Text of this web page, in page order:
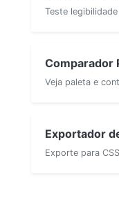
Teste
Comparador
Veja paleta e
Exportador
Exporte para